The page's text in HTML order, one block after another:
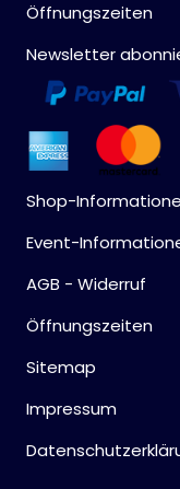
Öffnungszeiten
Newsletter
Shop-
Event-
AGB - Widerruf
Öffnungszeiten
Sitemap
Impressum